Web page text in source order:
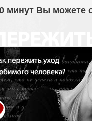
минут Вы можете